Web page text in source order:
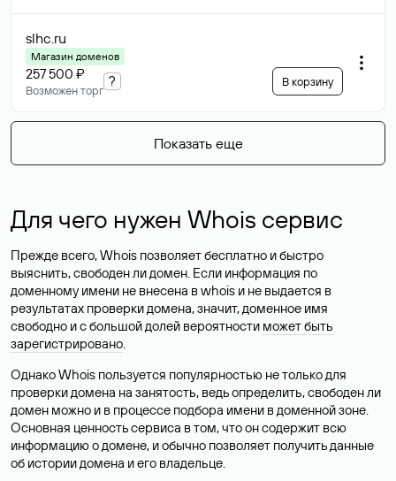
slhc.ru
Магазин доменов
257 500 ₽
Возможен торг
? В корзину
Показать еще
Для чего нужен Whois сервис
Прежде всего, Whois позволяет бесплатно и быстро
выяснить, свободен ли домен. Если информация по
доменному имени не внесена в whois и не выдается в
результатах проверки домена, значит, доменное имя
свободно и с большой долей вероятности может быть
зарегистрировано.
Однако Whois пользуется популярностью не только для
проверки домена на занятость, ведь определить, свободен ли
домен можно и в процессе подбора имени в доменной зоне.
Основная ценность сервиса в том, что он содержит всю
информацию о домене, и обычно позволяет получить данные
об истории домена и его владельце.